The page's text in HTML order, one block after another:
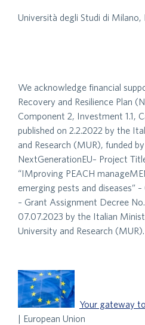
Università degli Studi di Milano,
We acknowledge financial
Recovery and Resilience Plan
Component 2, Investment 1.1,
published on 2.2.2022 by the
and Research (MUR), funded
NextGenerationEU– Project
“IMproving PEACH
emerging pests and diseases”
– Grant Assignment Decree
07.07.2023 by the Italian
University and Research (MUR).
Your gateway
| European Union